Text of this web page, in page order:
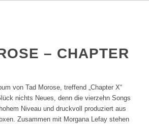
– CHAPTER
von Tad Morose, treffend „Chapter X“
nichts Neues, denn die vierzehn Songs
Niveau und druckvoll produziert aus
Zusammen mit Morgana Lefay stehen